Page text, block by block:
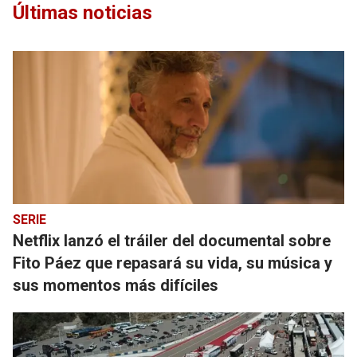
Últimas noticias
SERIE
Netflix lanzó el tráiler del documental sobre
Fito Páez que repasará su vida, su música y
sus momentos más difíciles